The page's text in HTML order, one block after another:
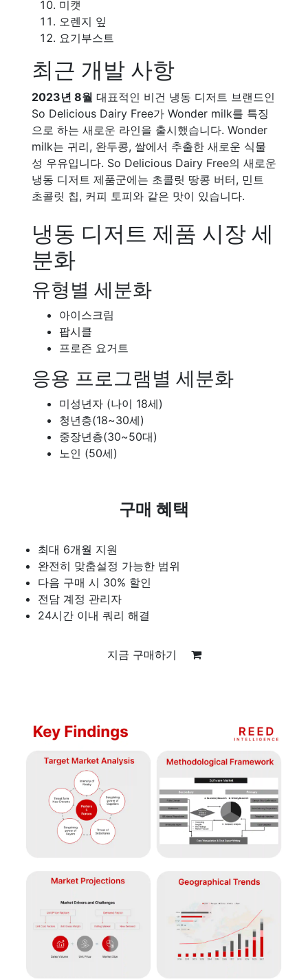
미캣
오렌지 잎
요기부스트
최근 개발 사항
2023년 8월 대표적인 비건 냉동 디저트 브랜드인
So Delicious Dairy Free가 Wonder milk를 특징
으로 하는 새로운 라인을 출시했습니다. Wonder
milk는 귀리, 완두콩, 쌀에서 추출한 새로운 식물
성 우유입니다. So Delicious Dairy Free의 새로운
냉동 디저트 제품군에는 초콜릿 땅콩 버터, 민트
초콜릿 칩, 커피 토피와 같은 맛이 있습니다.
냉동 디저트 제품 시장 세
분화
유형별 세분화
아이스크림
팝시클
프로즌 요거트
응용 프로그램별 세분화
미성년자 (나이 18세)
청년층(18~30세)
중장년층(30~50대)
노인 (50세)
구매 혜택
최대 6개월 지원
완전히 맞춤설정 가능한 범위
다음 구매 시 30% 할인
전담 계정 관리자
24시간 이내 쿼리 해결
지금 구매하기